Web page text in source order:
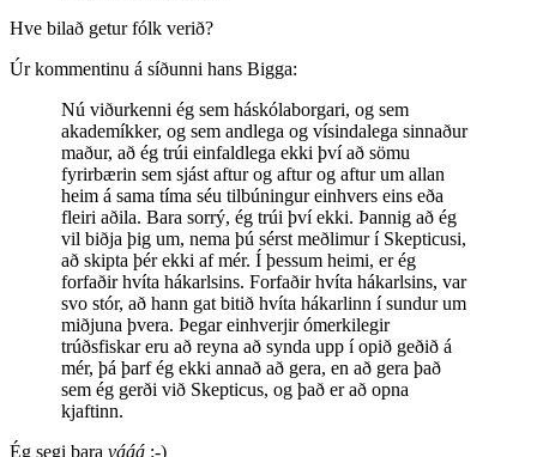
Hve bilað getur fólk verið?
Úr kommentinu á síðunni hans Bigga:
Nú viðurkenni ég sem háskólaborgari, og sem
akademíkker, og sem andlega og vísindalega sinnaður
maður, að ég trúi einfaldlega ekki því að sömu
fyrirbærin sem sjást aftur og aftur og aftur um allan
heim á sama tíma séu tilbúningur einhvers eins eða
fleiri aðila. Bara sorrý, ég trúi því ekki. Þannig að ég
vil biðja þig um, nema þú sérst meðlimur í Skepticusi,
að skipta þér ekki af mér. Í þessum heimi, er ég
forfaðir hvíta hákarlsins. Forfaðir hvíta hákarlsins, var
svo stór, að hann gat bitið hvíta hákarlinn í sundur um
miðjuna þvera. Þegar einhverjir ómerkilegir
trúðsfiskar eru að reyna að synda upp í opið geðið á
mér, þá þarf ég ekki annað að gera, en að gera það
sem ég gerði við Skepticus, og það er að opna
kjaftinn.
Ég segi bara vááá :-)